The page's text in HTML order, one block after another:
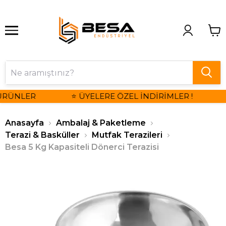
⭐ ÜYELERE ÖZEL İNDİRİMLER !
Anasayfa
Ambalaj & Paketleme
Terazi & Basküller
Mutfak Terazileri
Besa 5 Kg Kapasiteli Dönerci Terazisi